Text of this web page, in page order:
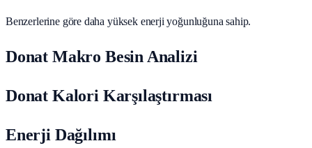
Benzerlerine göre daha yüksek enerji yoğunluğuna sahip.
Donat Makro Besin Analizi
Donat Kalori Karşılaştırması
Enerji Dağılımı